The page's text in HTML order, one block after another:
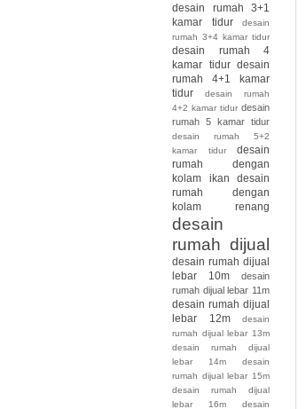
desain rumah 3+1
kamar tidur
desain
rumah 3+4 kamar tidur
desain rumah 4
kamar tidur desain
rumah 4+1 kamar
tidur
desain rumah
4+2 kamar tidur desain
rumah 5 kamar tidur
desain rumah 5+2
kamar tidur
desain
rumah dengan
kolam ikan
desain
rumah dengan
kolam renang
desain
rumah dijual
desain rumah dijual
lebar 10m
desain
rumah dijual lebar 11m
desain rumah dijual
lebar 12m
desain
rumah dijual lebar 13m
desain rumah dijual
lebar 14m
desain
rumah dijual lebar 15m
desain rumah dijual
lebar 16m
desain